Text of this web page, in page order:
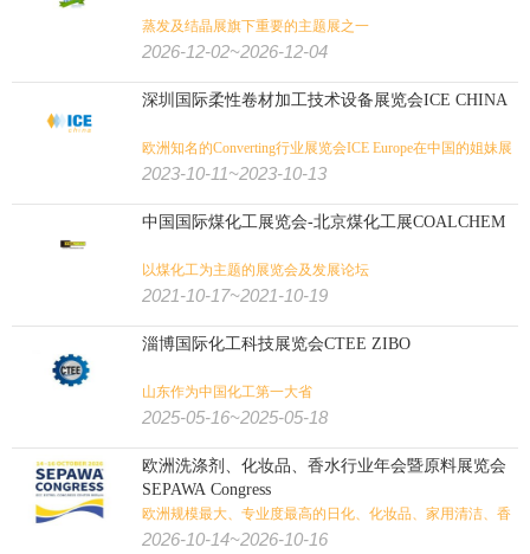
蒸发及结晶展旗下重要的主题展之一
2026-12-02~2026-12-04
深圳国际柔性卷材加工技术设备展览会ICE CHINA
欧洲知名的Converting行业展览会ICE Europe在中国的姐妹展
2023-10-11~2023-10-13
中国国际煤化工展览会-北京煤化工展COALCHEM
以煤化工为主题的展览会及发展论坛
2021-10-17~2021-10-19
淄博国际化工科技展览会CTEE ZIBO
山东作为中国化工第一大省
2025-05-16~2025-05-18
欧洲洗涤剂、化妆品、香水行业年会暨原料展览会
SEPAWA Congress
欧洲规模最大、专业度最高的日化、化妆品、家用清洁、香
精香料全产业链专业展
2026-10-14~2026-10-16